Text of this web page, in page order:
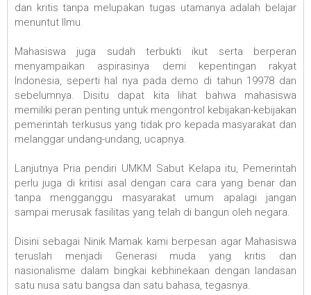
dan kritis tanpa melupakan tugas utamanya adalah belajar
menuntut Ilmu.
Mahasiswa juga sudah terbukti ikut serta berperan
menyampaikan aspirasinya demi kepentingan rakyat
Indonesia, seperti hal nya pada demo di tahun 19978 dan
sebelumnya. Disitu dapat kita lihat bahwa mahasiswa
memiliki peran penting untuk mengontrol kebijakan-kebijakan
pemerintah terkusus yang tidak pro kepada masyarakat dan
melanggar undang-undang, ucapnya.
Lanjutnya Pria pendiri UMKM Sabut Kelapa itu, Pemerintah
perlu juga di kritisi asal dengan cara cara yang benar dan
tanpa mengganggu masyarakat umum apalagi jangan
sampai merusak fasilitas yang telah di bangun oleh negara.
Disini sebagai Ninik Mamak kami berpesan agar Mahasiswa
teruslah menjadi Generasi muda yang kritis dan
nasionalisme dalam bingkai kebhinekaan dengan landasan
satu nusa satu bangsa dan satu bahasa, tegasnya.